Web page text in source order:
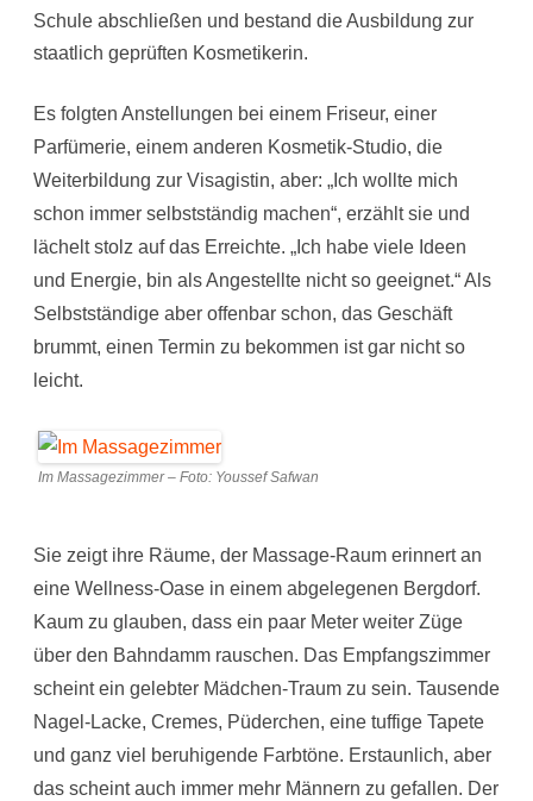
Schule abschließen und bestand die Ausbildung zur
staatlich geprüften Kosmetikerin.
Es folgten Anstellungen bei einem Friseur, einer
Parfümerie, einem anderen Kosmetik-Studio, die
Weiterbildung zur Visagistin, aber: „Ich wollte mich
schon immer selbstständig machen“, erzählt sie und
lächelt stolz auf das Erreichte. „Ich habe viele Ideen
und Energie, bin als Angestellte nicht so geeignet.“ Als
Selbstständige aber offenbar schon, das Geschäft
brummt, einen Termin zu bekommen ist gar nicht so
leicht.
Im Massagezimmer – Foto: Youssef Safwan
Sie zeigt ihre Räume, der Massage-Raum erinnert an
eine Wellness-Oase in einem abgelegenen Bergdorf.
Kaum zu glauben, dass ein paar Meter weiter Züge
über den Bahndamm rauschen. Das Empfangszimmer
scheint ein gelebter Mädchen-Traum zu sein. Tausende
Nagel-Lacke, Cremes, Püderchen, eine tuffige Tapete
und ganz viel beruhigende Farbtöne. Erstaunlich, aber
das scheint auch immer mehr Männern zu gefallen. Der